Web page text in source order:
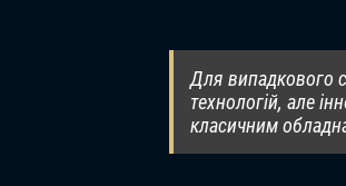
Для випадкового
технологій, але
класичним